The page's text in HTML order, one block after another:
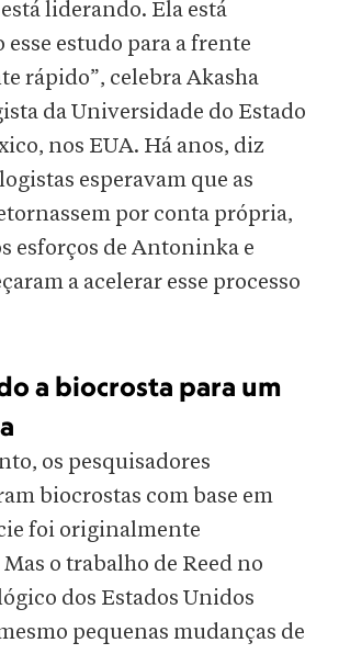
liderando. Ela está
estudo para a frente
rápido”, celebra Akasha
da Universidade do Estado
nos EUA. Há anos, diz
esperavam que as
por conta própria,
esforços de Antoninka e
a acelerar esse processo
a biocrosta para um
os pesquisadores
biocrostas com base em
foi originalmente
o trabalho de Reed no
dos Estados Unidos
pequenas mudanças de